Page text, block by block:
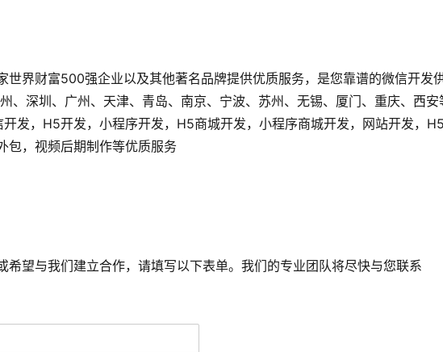
世界财富500强企业以及其他著名品牌提供优质服务，是您靠谱的微信开发
、深圳、广州、天津、青岛、南京、宁波、苏州、无锡、厦门、重庆、西安
发，H5开发，小程序开发，H5商城开发，小程序商城开发，网站开发，
包，视频后期制作等优质服务
希望与我们建立合作，请填写以下表单。我们的专业团队将尽快与您联系